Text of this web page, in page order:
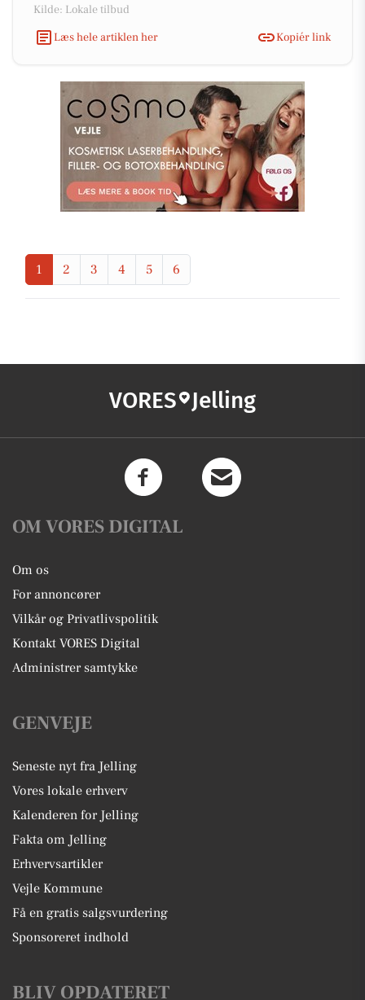
Kilde: Lokale tilbud
Læs hele artiklen her
Kopiér link
1 2 3 4 5 6
VORES Jelling
OM VORES DIGITAL
Om os
For annoncører
Vilkår og Privatlivspolitik
Kontakt VORES Digital
Administrer samtykke
GENVEJE
Seneste nyt fra Jelling
Vores lokale erhverv
Kalenderen for Jelling
Fakta om Jelling
Erhvervsartikler
Vejle Kommune
Få en gratis salgsvurdering
Sponsoreret indhold
BLIV OPDATERET